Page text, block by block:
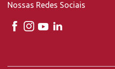
Nossas Redes Sociais